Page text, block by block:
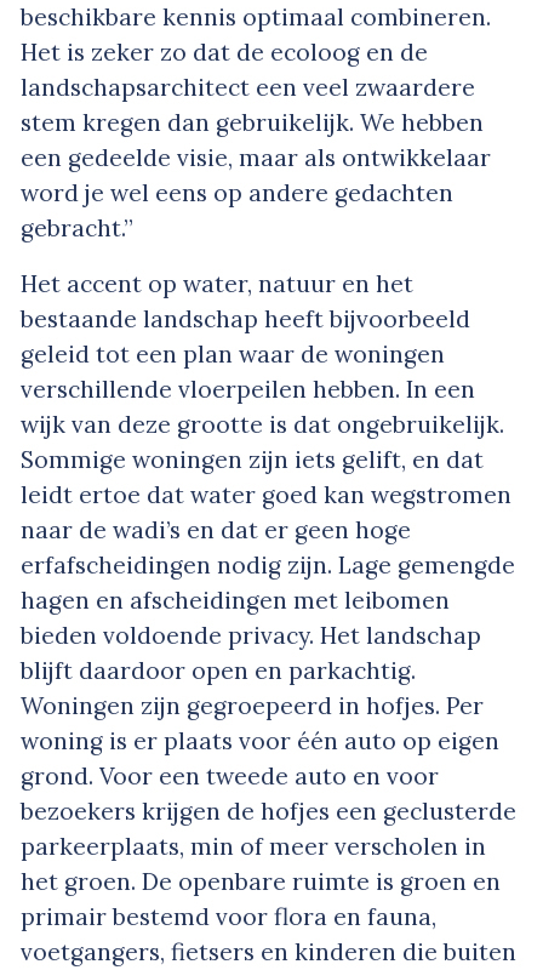
beschikbare kennis optimaal combineren.
Het is zeker zo dat de ecoloog en de
landschapsarchitect een veel zwaardere
stem kregen dan gebruikelijk. We hebben
een gedeelde visie, maar als ontwikkelaar
word je wel eens op andere gedachten
gebracht.”
Het accent op water, natuur en het
bestaande landschap heeft bijvoorbeeld
geleid tot een plan waar de woningen
verschillende vloerpeilen hebben. In een
wijk van deze grootte is dat ongebruikelijk.
Sommige woningen zijn iets gelift, en dat
leidt ertoe dat water goed kan wegstromen
naar de wadi’s en dat er geen hoge
erfafscheidingen nodig zijn. Lage gemengde
hagen en afscheidingen met leibomen
bieden voldoende privacy. Het landschap
blijft daardoor open en parkachtig.
Woningen zijn gegroepeerd in hofjes. Per
woning is er plaats voor één auto op eigen
grond. Voor een tweede auto en voor
bezoekers krijgen de hofjes een geclusterde
parkeerplaats, min of meer verscholen in
het groen. De openbare ruimte is groen en
primair bestemd voor flora en fauna,
voetgangers, fietsers en kinderen die buiten